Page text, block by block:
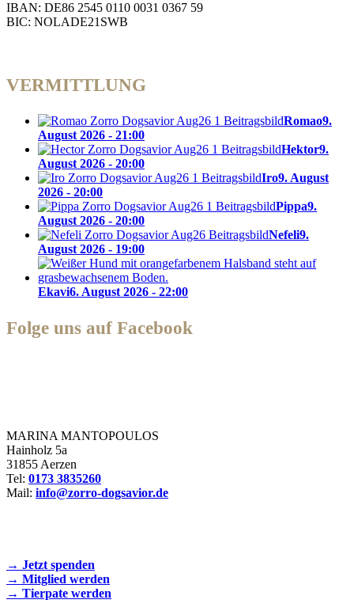
IBAN: DE86 2545 0110 0031 0367 59
BIC: NOLADE21SWB
VERMITTLUNG
Romao9.
August 2026 - 21:00
Hektor9.
August 2026 - 20:00
Iro9. August
2026 - 20:00
Pippa9.
August 2026 - 20:00
Nefeli9.
August 2026 - 19:00
Ekavi6. August 2026 - 22:00
Folge uns auf Facebook
MARINA MANTOPOULOS
Hainholz 5a
31855 Aerzen
Tel: 0173 3835260
Mail: info@zorro-dogsavior.de
→ Jetzt spenden
→ Mitglied werden
→ Tierpate werden